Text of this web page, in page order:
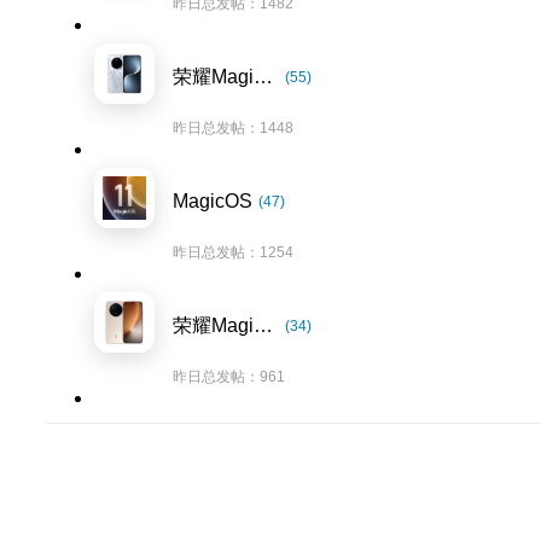
昨日总发帖：1482
荣耀Magic7系列 (55)
昨日总发帖：1448
MagicOS (47)
昨日总发帖：1254
荣耀Magic8系列 (34)
昨日总发帖：961